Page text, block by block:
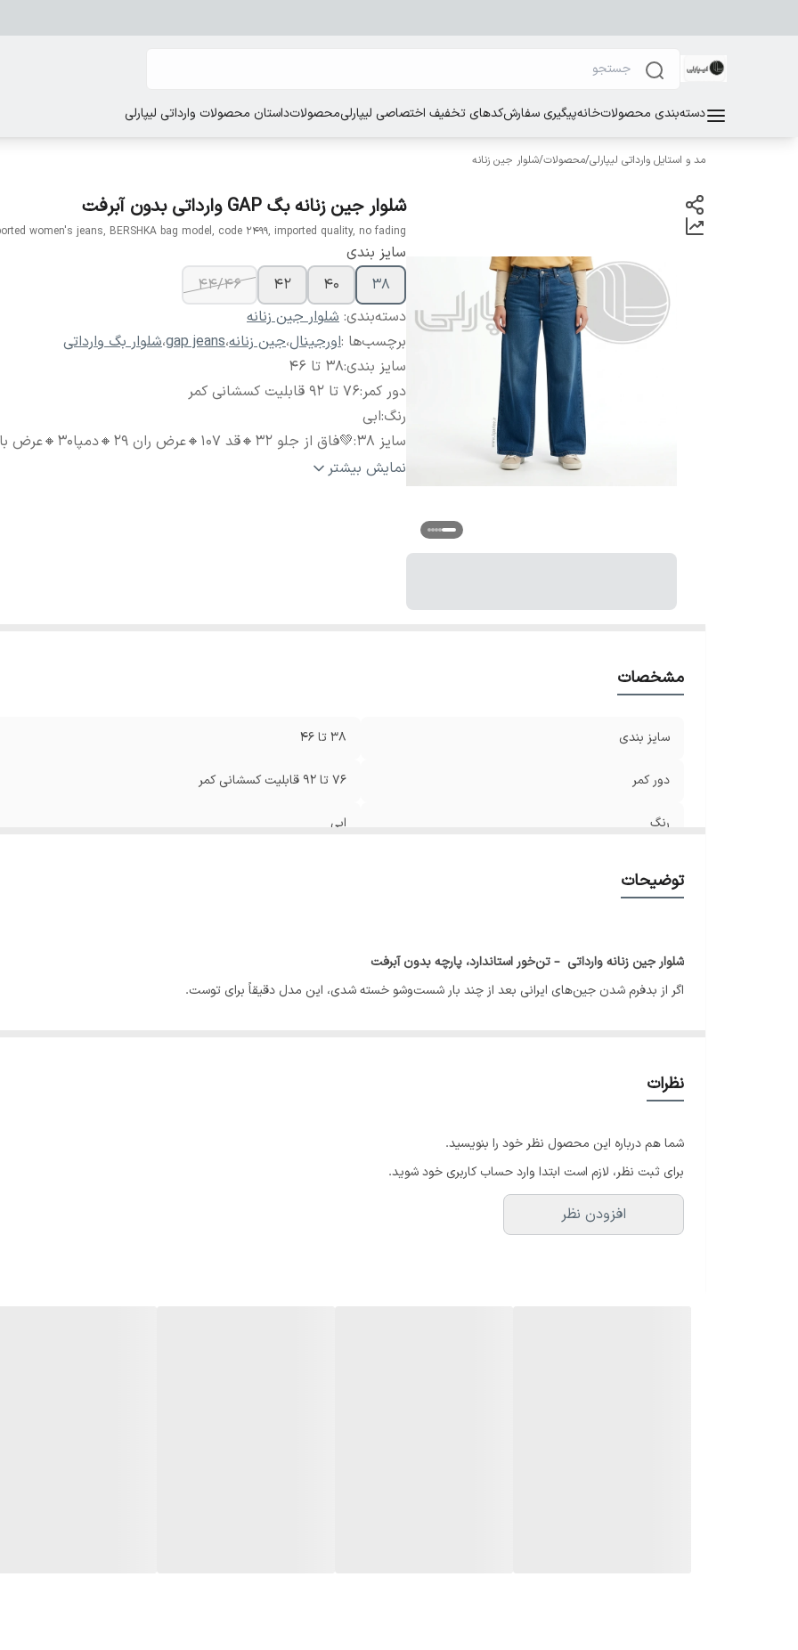
دسته‌بندی محصولاتخانهپیگیری سفارشکدهای تخفیف اختصاصی لیپارلیمحصولاتداستان محصولات وارداتی لیپارلی
مد و استایل وارداتی لیپارلی/محصولات/شلوار جین زنانه
شلوار جین زنانه بگ GAP وارداتی بدون آبرفت
women's jeans, BERSHKA bag model, code 2499, imported quality, no fading
سایز بندی
38
40
42
44/46
دسته‌بندی: شلوار جین زنانه
برچسب‌ها :اورجینال،جین زنانه،gap jeans،شلوار بگ وارداتی
سایز بندی:38 تا 46
دور کمر:76 تا 92 قابلیت کسشانی کمر
رنگ:ابی
سایز 38
:💚فاق از جلو 32🔸قد 107🔸عرض ران 29🔸دمپا30🔸عرض باسن 48
سایز40
💚فاق از جلو 32🔸قد 107🔸عرض ران 29🔸دمپا27🔸عرض باسن 49نمایش بیشتر
مشخصات
سایز بندی 38 تا 46
دور کمر 76 تا 92 قابلیت کسشانی کمر
رنگ ابی
سایز42
سایز44/46 💚فاق از جلو30🔸قد108🔸عرض ران28🔸دمپا30🔸عرض باسن51
توضیحات
شلوار جین زنانه وارداتی – تن‌خور استاندارد، پارچه بدون آبرفت
اگر از بدفرم شدن جین‌های ایرانی بعد از چند بار شست‌وشو خسته شدی، این مدل دقیقاً برای توست.
نظرات
شما هم درباره این محصول نظر خود را بنویسید.
برای ثبت نظر، لازم است ابتدا وارد حساب کاربری خود شوید.
افزودن نظر